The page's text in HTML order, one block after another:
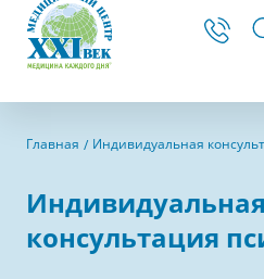
Главная Индивидуальная
Индивидуальная
консультация